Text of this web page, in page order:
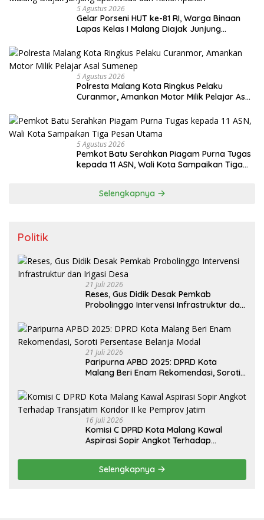
5 Agustus 2026
Gelar Porseni HUT ke-81 RI, Warga Binaan
Lapas Kelas I Malang Diajak Junjung
5 Agustus 2026
Polresta Malang Kota Ringkus Pelaku
Curanmor, Amankan Motor Milik Pelajar Asal
5 Agustus 2026
Pemkot Batu Serahkan Piagam Purna Tugas
kepada 11 ASN, Wali Kota Sampaikan Tiga
Selengkapnya
Politik
21 Juli 2026
Reses, Gus Didik Desak Pemkab
Probolinggo Intervensi Infrastruktur dan
21 Juli 2026
Paripurna APBD 2025: DPRD Kota
Malang Beri Enam Rekomendasi, Soroti
16 Juli 2026
Komisi C DPRD Kota Malang Kawal
Aspirasi Sopir Angkot Terhadap
Selengkapnya